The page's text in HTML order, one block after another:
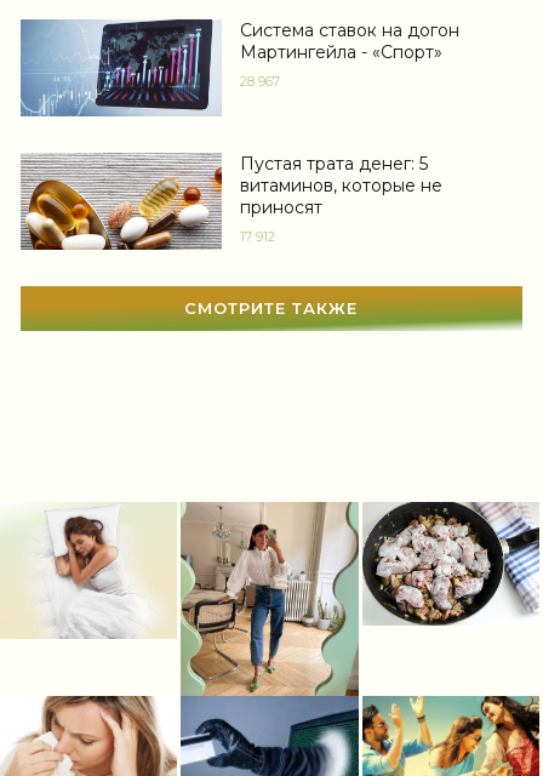
Дом
Беременность
Автоледи
Новости звезд
Мода
(12)
Система ставок на догон
Мартингейла - «Спорт»
28 967
Пустая трата денег: 5
витаминов, которые не
приносят
17 912
СМОТРИТЕ ТАКЖЕ